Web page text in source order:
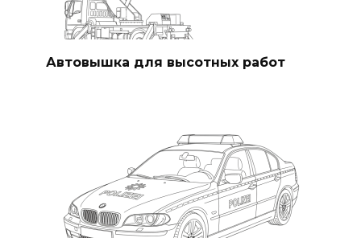
Автовышка для высотных работ